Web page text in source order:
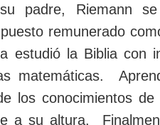
padre, Riemann
remunerado
estudió la Biblia con
matemáticas.
los conocimientos
a su altura.